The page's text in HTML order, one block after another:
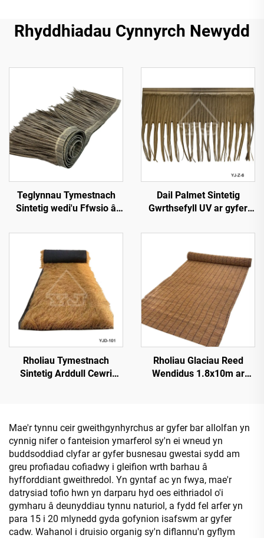
Rhyddhiadau Cynnyrch Newydd
Teglynnau Tymestnach
Sintetig wedi'u Ffwsio â
Gwell Gwrthsefyll Tân
Dail Palmet Sintetig
Gwrthsefyll UV ar gyfer
Rholiau Tymestnach
Sintetig Arddull Cewri
Rholiau Glaciau Reed
Wendidus 1.8x10m ar
Mae'r tynnu ceir gweithgynhyrchus ar gyfer bar allolfan yn
cynnig nifer o fanteision ymarferol sy'n ei wneud yn
buddsoddiad clyfar ar gyfer busnesau gwestai sydd am
greu profiadau cofiadwy i gleifion wrth barhau â
hyfforddiant gweithredol. Yn gyntaf ac yn fwya, mae'r
datrysiad tofio hwn yn darparu hyd oes eithriadol o'i
gymharu â deunyddiau tynnu naturiol, a fydd fel arfer yn
para 15 i 20 mlynedd gyda gofynion isafswm ar gyfer
cadw. Wahanol i druisio organig sy'n diflannu'n gyflym